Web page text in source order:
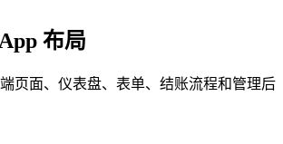
布局
页面、仪表盘、表单、结账流程和管理后